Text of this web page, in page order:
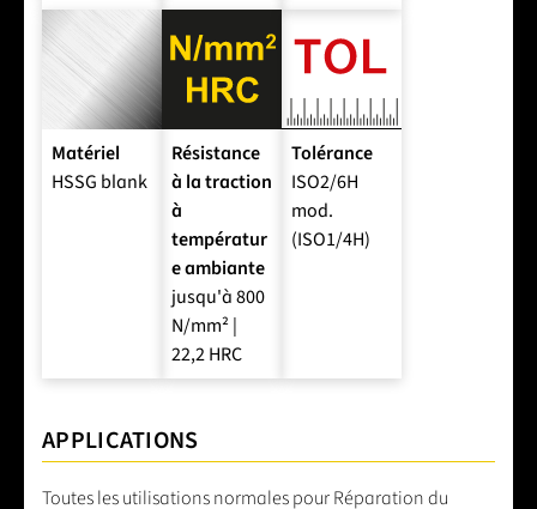
Matériel
HSSG blank
Résistance
à la traction
à
températur
e ambiante
jusqu'à 800
N/mm² |
22,2 HRC
Tolérance
ISO2/6H
mod.
(ISO1/4H)
APPLICATIONS
Toutes les utilisations normales pour Réparation du